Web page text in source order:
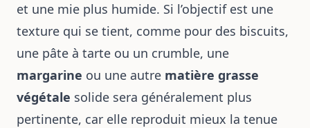
et une mie plus humide. Si l’objectif est une
texture qui se tient, comme pour des biscuits,
une pâte à tarte ou un crumble, une
margarine ou une autre matière grasse
végétale solide sera généralement plus
pertinente, car elle reproduit mieux la tenue